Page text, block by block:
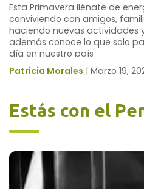
Esta Primavera llénate de
conviviendo con amigos,
haciendo nuevas actividades y
además conoce lo que solo
día en nuestro país
Patricia Morales | Marzo 19,
Estás con el